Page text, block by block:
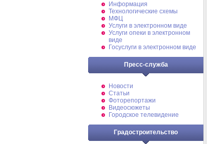
Информация
Технологические схемы
МФЦ
Услуги в электронном виде
Услуги опеки в электронном
виде
Госуслуги в электронном виде
Пресс-служба
Новости
Статьи
Фоторепортажи
Видеосюжеты
Городское телевидение
Градостроительство